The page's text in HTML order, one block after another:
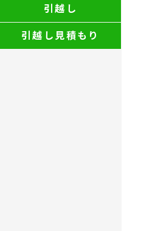
引越し
引越し見積もり